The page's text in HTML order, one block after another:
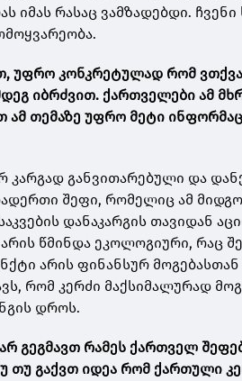
იმას რასაც ვამზადებდი.
უფრო კონკრეტულად რომ
იბრძვით. ქართველები ამ
ამ თემაზე უფრო მეტი
კარგად განვითარებული და
შეფი, რომელიც ამ
დანაკარგის თავიდან
წმინდა ეკოლოგიური, რაც
არის ფინანსურ მოგებასთან
რომ კერძი მაქსიმალურად
დროს.
გეგმავთ რამეს ქართველ
გაქვთ იდეა რომ ქართული